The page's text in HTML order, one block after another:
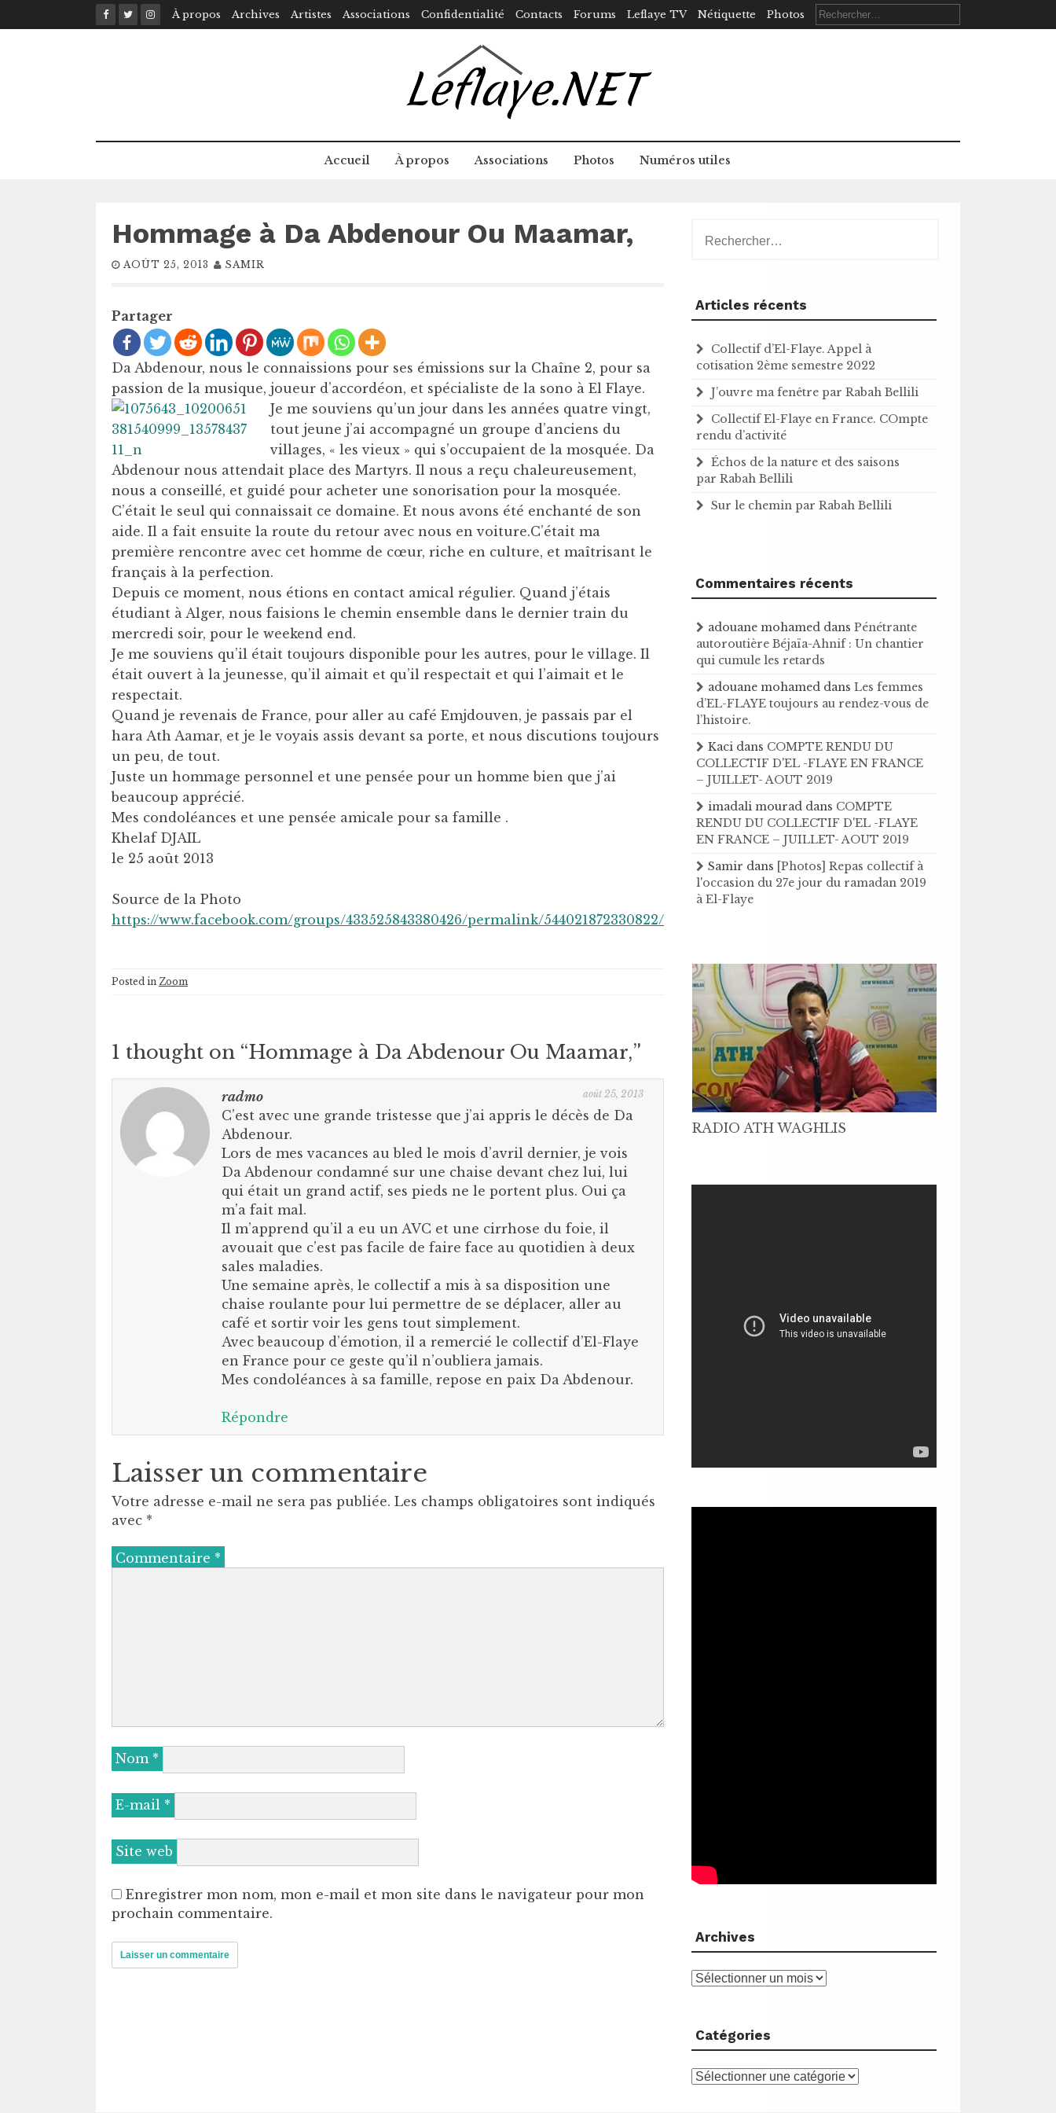
to
À propos Archives Artistes Associations Confidentialité Contacts Forums Leflaye TV Nétiquette Photos Rechercher :
Accueil À propos Associations Photos Numéros utiles
Hommage à Da Abdenour Ou Maamar,
AOÛT 25, 2013 SAMIR
Partager
Da Abdenour, nous le connaissions pour ses émissions sur la Chaîne 2, pour sa
passion de la musique, joueur d’accordéon, et spécialiste de la sono à El Flaye.
Je me souviens qu’un jour dans les années quatre vingt,
tout jeune j’ai accompagné un groupe d’anciens du
villages, « les vieux » qui s’occupaient de la mosquée. Da
Abdenour nous attendait place des Martyrs. Il nous a reçu chaleureusement,
nous a conseillé, et guidé pour acheter une sonorisation pour la mosquée.
C’était le seul qui connaissait ce domaine. Et nous avons été enchanté de son
aide. Il a fait ensuite la route du retour avec nous en voiture.C’était ma
première rencontre avec cet homme de cœur, riche en culture, et maîtrisant le
français à la perfection.
Depuis ce moment, nous étions en contact amical régulier. Quand j’étais
étudiant à Alger, nous faisions le chemin ensemble dans le dernier train du
mercredi soir, pour le weekend end.
Je me souviens qu’il était toujours disponible pour les autres, pour le village. Il
était ouvert à la jeunesse, qu’il aimait et qu’il respectait et qui l’aimait et le
respectait.
Quand je revenais de France, pour aller au café Emjdouven, je passais par el
hara Ath Aamar, et je le voyais assis devant sa porte, et nous discutions toujours
un peu, de tout.
Juste un hommage personnel et une pensée pour un homme bien que j’ai
beaucoup apprécié.
Mes condoléances et une pensée amicale pour sa famille .
Khelaf DJAIL
le 25 août 2013
Source de la Photo
https://www.facebook.com/groups/433525843380426/permalink/544021872330822/
Posted in Zoom
1 thought on “Hommage à Da Abdenour Ou Maamar,”
radmo août 25, 2013
C’est avec une grande tristesse que j’ai appris le décès de Da
Abdenour.
Lors de mes vacances au bled le mois d’avril dernier, je vois
Da Abdenour condamné sur une chaise devant chez lui, lui
qui était un grand actif, ses pieds ne le portent plus. Oui ça
m’a fait mal.
Il m’apprend qu’il a eu un AVC et une cirrhose du foie, il
avouait que c’est pas facile de faire face au quotidien à deux
sales maladies.
Une semaine après, le collectif a mis à sa disposition une
chaise roulante pour lui permettre de se déplacer, aller au
café et sortir voir les gens tout simplement.
Avec beaucoup d’émotion, il a remercié le collectif d’El-Flaye
en France pour ce geste qu’il n’oubliera jamais.
Mes condoléances à sa famille, repose en paix Da Abdenour.
Répondre
Laisser un commentaire
Votre adresse e-mail ne sera pas publiée. Les champs obligatoires sont indiqués
avec *
Commentaire *
Nom *
E-mail *
Site web
Enregistrer mon nom, mon e-mail et mon site dans le navigateur pour mon
prochain commentaire.
Articles récents
Collectif d’El-Flaye. Appel à
cotisation 2ème semestre 2022
J’ouvre ma fenêtre par Rabah Bellili
Collectif El-Flaye en France. COmpte
rendu d’activité
Échos de la nature et des saisons
par Rabah Bellili
Sur le chemin par Rabah Bellili
Commentaires récents
adouane mohamed dansPénétrante
autoroutière Béjaïa-Ahnif : Un chantier
qui cumule les retards
adouane mohamed dansLes femmes
d’EL-FLAYE toujours au rendez-vous de
l’histoire .
Kaci dans COMPTE RENDU DU
COLLECTIF D'EL -FLAYE EN FRANCE
– JUILLET- AOUT 2019
imadali mourad dans COMPTE
RENDU DU COLLECTIF D'EL -FLAYE
EN FRANCE – JUILLET- AOUT 2019
Samir dans [Photos] Repas collectif à
l'occasion du 27e jour du ramadan 2019
à El-Flaye
RADIO ATH WAGHLIS
Archives
Archives
Catégories
Catégories